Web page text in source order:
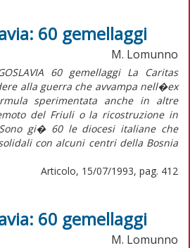
60 gemellaggi
M. Lomunno
60 gemellaggi La Caritas
alla guerra che avvampa nell�ex
sperimentata anche in altre
del Friuli o la ricostruzione in
gi� 60 le diocesi italiane che
con alcuni centri della Bosnia
Articolo, 15/07/1993, pag. 412
60 gemellaggi
M. Lomunno